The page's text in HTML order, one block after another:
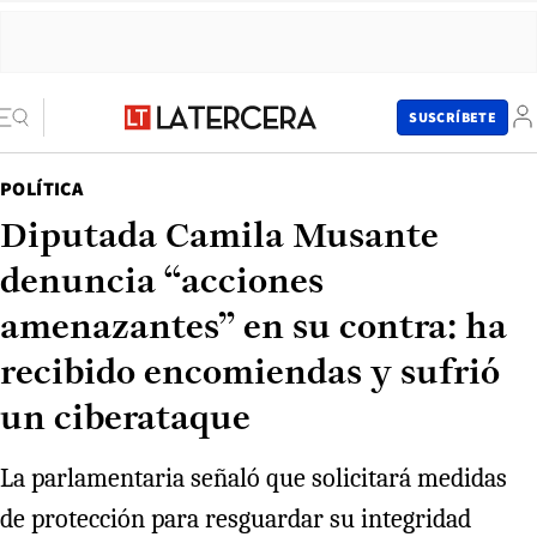
SUSCRÍBETE
POLÍTICA
Diputada Camila Musante
denuncia “acciones
amenazantes” en su contra: ha
recibido encomiendas y sufrió
un ciberataque
La parlamentaria señaló que solicitará medidas
de protección para resguardar su integridad